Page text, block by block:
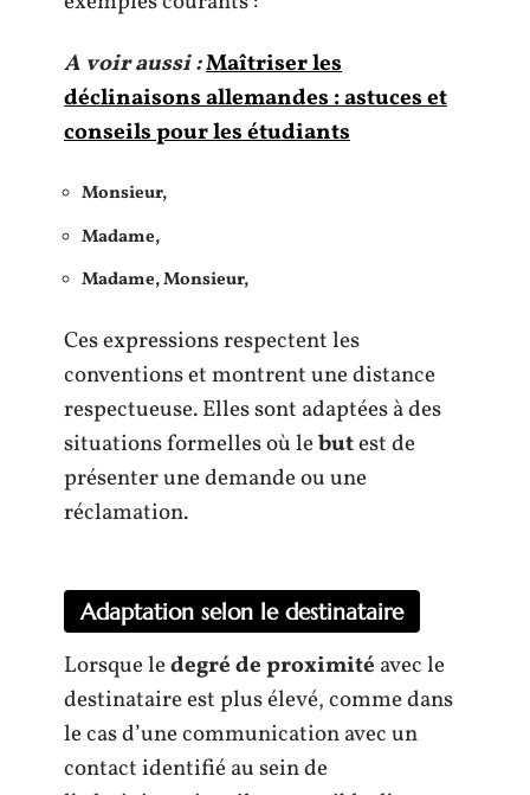
A voir aussi :Maîtriser les
déclinaisons allemandes : astuces et
conseils pour les étudiants
Monsieur,
Madame,
Madame, Monsieur,
Ces expressions respectent les
conventions et montrent une distance
respectueuse. Elles sont adaptées à des
situations formelles où lebutest de
présenter une demande ou une
réclamation.
Adaptation selon le destinataire
Lorsque ledegré de proximité avec le
destinataire est plus élevé, comme dans
le cas d’une communication avec un
contact identifié au sein de